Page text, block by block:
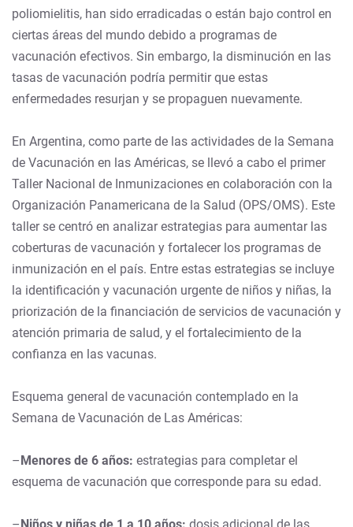
poliomielitis, han sido erradicadas o están bajo control en
ciertas áreas del mundo debido a programas de
vacunación efectivos. Sin embargo, la disminución en las
tasas de vacunación podría permitir que estas
enfermedades resurjan y se propaguen nuevamente.
En Argentina, como parte de las actividades de la Semana
de Vacunación en las Américas, se llevó a cabo el primer
Taller Nacional de Inmunizaciones en colaboración con la
Organización Panamericana de la Salud (OPS/OMS). Este
taller se centró en analizar estrategias para aumentar las
coberturas de vacunación y fortalecer los programas de
inmunización en el país. Entre estas estrategias se incluye
la identificación y vacunación urgente de niños y niñas, la
priorización de la financiación de servicios de vacunación y
atención primaria de salud, y el fortalecimiento de la
confianza en las vacunas.
Esquema general de vacunación contemplado en la
Semana de Vacunación de Las Américas:
–Menores de 6 años: estrategias para completar el
esquema de vacunación que corresponde para su edad.